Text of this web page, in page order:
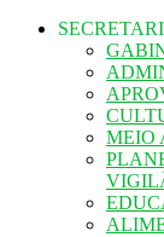
MEIO